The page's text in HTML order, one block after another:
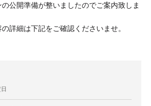
公開準備が整いましたのでご案内致しま
詳細は下記をご確認くださいませ。